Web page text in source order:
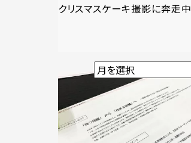
クリスマスケーキ撮影に奔走中